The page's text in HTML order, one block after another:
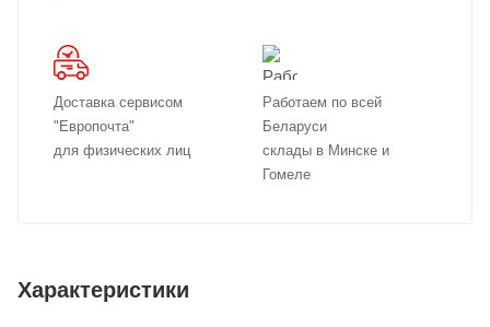
Доставка сервисом
"Европочта"
для физических лиц
Работаем по всей
Беларуси
склады в Минске и
Гомеле
Характеристики